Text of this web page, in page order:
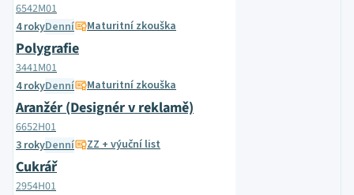
6542M01
4 rokyDenní Maturitní zkouška
Polygrafie
3441M01
4 rokyDenní Maturitní zkouška
Aranžér (Designér v reklamě)
6652H01
3 rokyDenní ZZ + výuční list
Cukrář
2954H01